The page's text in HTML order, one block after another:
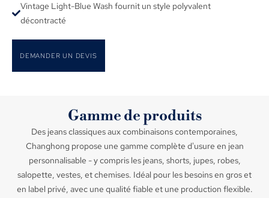
Vintage Light-Blue Wash fournit un style polyvalent
décontracté
DEMANDER UN DEVIS
Gamme de produits
Des jeans classiques aux combinaisons contemporaines,
Changhong propose une gamme complète d'usure en jean
personnalisable - y compris les jeans, shorts, jupes, robes,
salopette, vestes, et chemises. Idéal pour les besoins en gros et
en label privé, avec une qualité fiable et une production flexible.